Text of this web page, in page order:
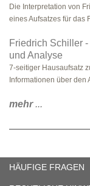
Die Interpretation von
eines Aufsatzes für das
Friedrich Schiller
und Analyse
7-seitiger Hausaufsatz
Informationen über den
mehr...
HÄUFIGE FRAGEN